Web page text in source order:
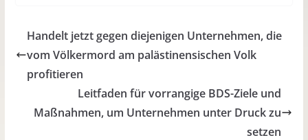
Handelt jetzt gegen diejenigen Unternehmen, die
vom Völkermord am palästinensischen Volk
profitieren
Leitfaden für vorrangige BDS-Ziele und
Maßnahmen, um Unternehmen unter Druck zu
setzen